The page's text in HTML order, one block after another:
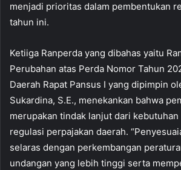
menjadi prioritas dalam pembentukan
tahun ini.
Ketiiga Ranperda yang dibahas yaitu
Perubahan atas Perda Nomor Tahun
Daerah Rapat Pansus I yang dipimpin
Sukardina, S.E., menekankan bahwa
merupakan tindak lanjut dari
regulasi perpajakan daerah.
selaras dengan perkembangan
undangan yang lebih tinggi serta